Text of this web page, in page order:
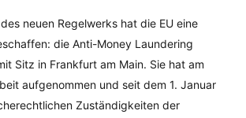
neuen Regelwerks hat die EU eine
die Anti-Money Laundering
Sitz in Frankfurt am Main. Sie hat am
aufgenommen und seit dem 1. Januar
Zuständigkeiten der